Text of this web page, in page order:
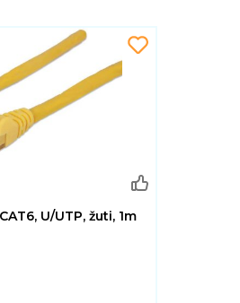
U/UTP, žuti, 1m